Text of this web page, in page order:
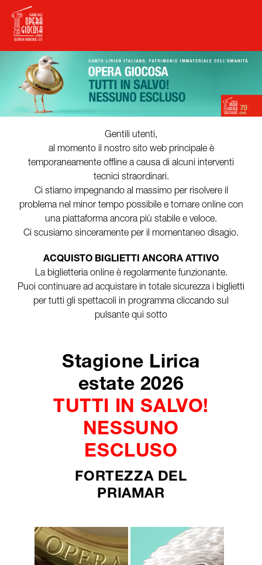
Gentili utenti,
al momento il nostro sito web principale è
temporaneamente offline a causa di alcuni interventi
tecnici straordinari.
Ci stiamo impegnando al massimo per risolvere il
problema nel minor tempo possibile e tornare online con
una piattaforma ancora più stabile e veloce.
Ci scusiamo sinceramente per il momentaneo disagio.
ACQUISTO BIGLIETTI ANCORA ATTIVO
La biglietteria online è regolarmente funzionante.
Puoi continuare ad acquistare in totale sicurezza i biglietti
per tutti gli spettacoli in programma cliccando sul
pulsante qui sotto
Stagione Lirica
estate 2026
TUTTI IN SALVO!
NESSUNO
ESCLUSO
FORTEZZA DEL
PRIAMAR